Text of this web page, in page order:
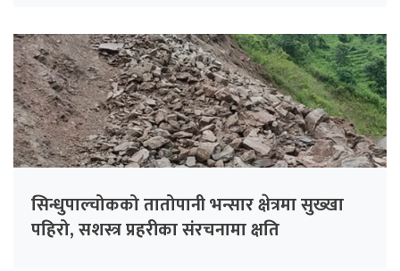
सिन्धुपाल्चोकको तातोपानी भन्सार क्षेत्रमा सुख्खा
पहिरो, सशस्त्र प्रहरीका संरचनामा क्षति